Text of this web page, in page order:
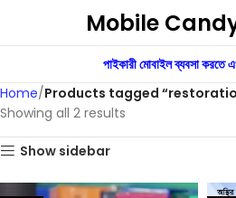
Mobile
পাইকারী মোবাইল ব্যবসা করতে
Home Products tagged
Showing all 2 results
Show sidebar